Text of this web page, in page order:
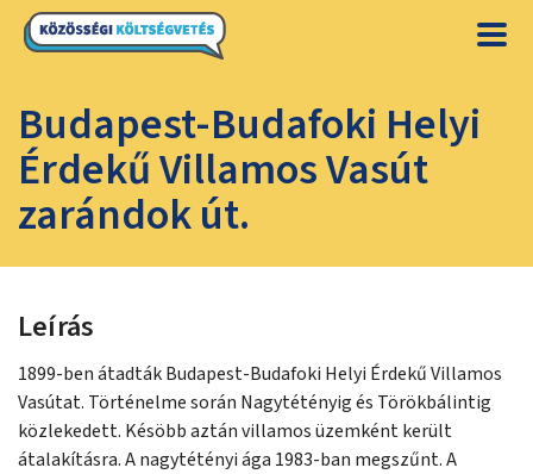
Budapest-Budafoki Helyi
Érdekű Villamos Vasút
zarándok út.
Leírás
1899-ben átadták Budapest-Budafoki Helyi Érdekű Villamos
Vasútat. Történelme során Nagytétényig és Törökbálintig
közlekedett. Késöbb aztán villamos üzemként került
átalakításra. A nagytétényi ága 1983-ban megszűnt. A